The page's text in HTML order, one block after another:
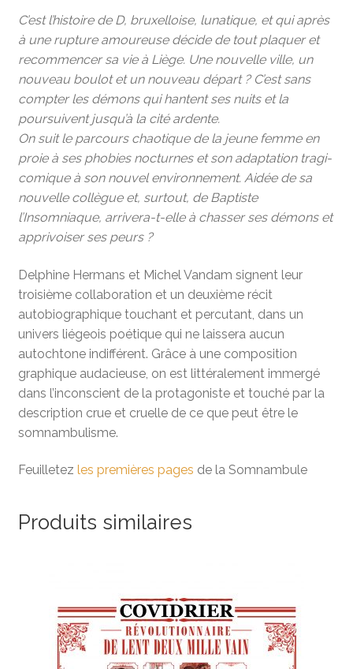
C’est l’histoire de D, bruxelloise, lunatique, et qui après
à une rupture amoureuse décide de tout plaquer et
recommencer sa vie à Liège. Une nouvelle ville, un
nouveau boulot et un nouveau départ ? C’est sans
compter les démons qui hantent ses nuits et la
poursuivent jusqu’à la cité ardente.
On suit le parcours chaotique de la jeune femme en
proie à ses phobies nocturnes et son adaptation tragi-
comique à son nouvel environnement. Aidée de sa
nouvelle collègue et, surtout, de Baptiste
l’Insomniaque, arrivera-t-elle à chasser ses démons et
apprivoiser ses peurs ?
Delphine Hermans et Michel Vandam signent leur
troisième collaboration et un deuxième récit
autobiographique touchant et percutant, dans un
univers liégeois poétique qui ne laissera aucun
autochtone indifférent. Grâce à une composition
graphique audacieuse, on est littéralement immergé
dans l’inconscient de la protagoniste et touché par la
description crue et cruelle de ce que peut être le
somnambulisme.
Feuilletez les premières pages de la Somnambule
Produits similaires